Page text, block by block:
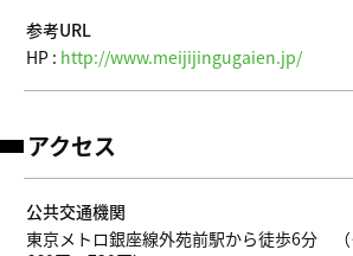
参考URL
HP : http://www.meijijingugaien.jp/
アクセス
公共交通機関
東京メトロ銀座線外苑前駅から徒歩6分